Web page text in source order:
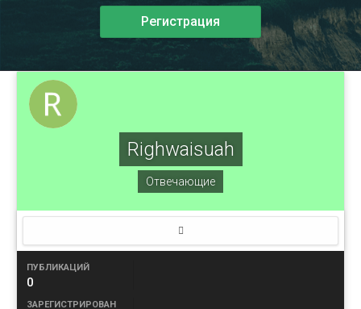
Регистрация
Righwaisuah
Отвечающие
ПУБЛИКАЦИЙ
0
ЗАРЕГИСТРИРОВАН